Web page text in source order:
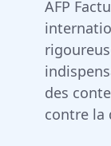
AFP
des
contre la